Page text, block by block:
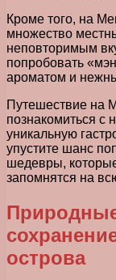
Кроме того, на
множество
неповторимым
попробовать
ароматом и
Путешествие на
познакомиться с
уникальную
упустите шанс
шедевры,
запомнятся на
острова